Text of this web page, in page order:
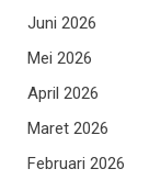
Juni 2026
Mei 2026
April 2026
Maret 2026
Februari 2026